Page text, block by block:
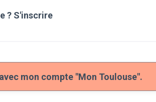
? S'inscrire
mon compte "Mon Toulouse".